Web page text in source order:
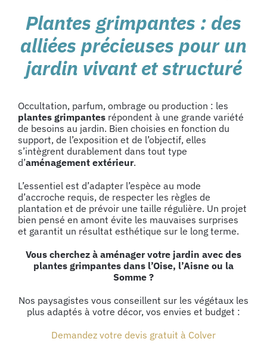
Plantes grimpantes : des
alliées précieuses pour un
jardin vivant et structuré
Occultation, parfum, ombrage ou production : les
plantes grimpantes répondent à une grande variété
de besoins au jardin. Bien choisies en fonction du
support, de l’exposition et de l’objectif, elles
s’intègrent durablement dans tout type
d’aménagement extérieur.
L’essentiel est d’adapter l’espèce au mode
d’accroche requis, de respecter les règles de
plantation et de prévoir une taille régulière. Un projet
bien pensé en amont évite les mauvaises surprises
et garantit un résultat esthétique sur le long terme.
Vous cherchez à aménager votre jardin avec des
plantes grimpantes dans l’Oise, l’Aisne ou la
Somme ?
Nos paysagistes vous conseillent sur les végétaux les
plus adaptés à votre décor, vos envies et budget :
Demandez votre devis gratuit à Colver